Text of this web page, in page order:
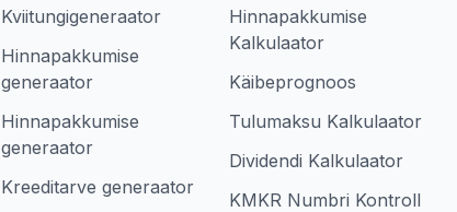
Kviitungigeneraator
Hinnapakkumise
generaator
Hinnapakkumise
generaator
Kreeditarve generaator
Hinnapakkumise
Kalkulaator
Käibeprognoos
Tulumaksu Kalkulaator
Dividendi Kalkulaator
KMKR Numbri Kontroll